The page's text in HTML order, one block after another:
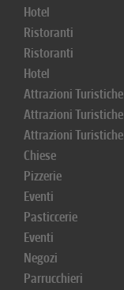
Hotel
Ristoranti
Ristoranti
Hotel
Attrazioni Turistiche
Attrazioni Turistiche
Attrazioni Turistiche
Chiese
Pizzerie
Eventi
Pasticcerie
Eventi
Negozi
Parrucchieri